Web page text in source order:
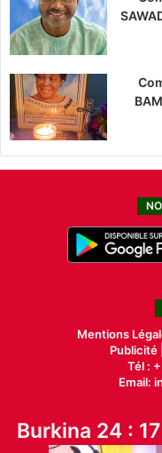
Mentions
Publicité|
Tél :
Email:
Burkina 24 :